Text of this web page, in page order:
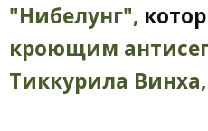
"Нибелунг",
кроющим
Тиккурила